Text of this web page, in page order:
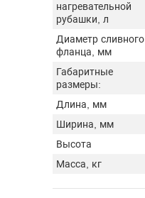
нагревательной
рубашки, л
Диаметр сливного
фланца, мм
Габаритные
размеры:
Длина, мм
Ширина, мм
Высота
Масса, кг